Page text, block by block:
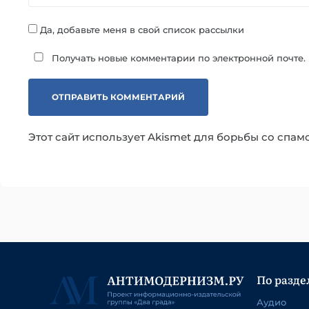
Да, добавьте меня в свой список рассылки
Получать новые комментарии по электронной
Этот сайт использует Akismet для борьбы со
По
Аудио